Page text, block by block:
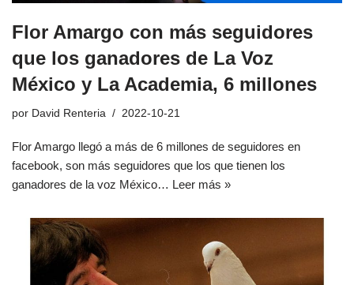
Flor Amargo con más seguidores
que los ganadores de La Voz
México y La Academia, 6 millones
por David Renteria 2022-10-21
Flor Amargo llegó a más de 6 millones de seguidores en
facebook, son más seguidores que los que tienen los
ganadores de la voz México… Leer más »